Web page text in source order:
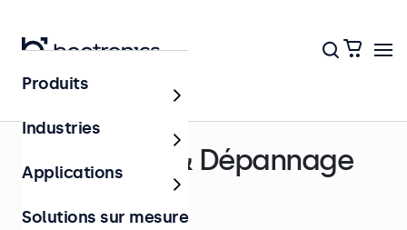
Assistance & Dépannage
Produits
Industries
Applications
Solutions sur mesure